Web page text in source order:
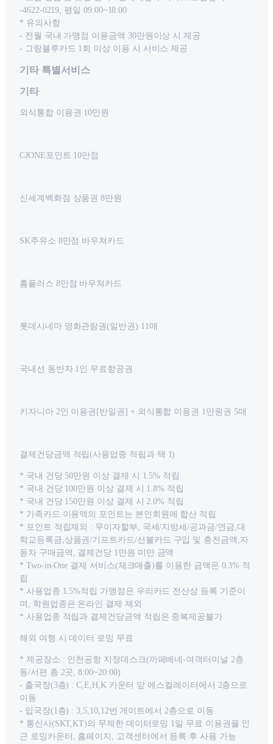
-4622-0219, 평일 09:00~18:00
* 유의사항
- 전월 국내 가맹점 이용금액 30만원이상 시 제공
- 그랑블루카드 1회 이상 이용 시 서비스 제공
기타 특별서비스
기타
외식통합 이용권 10만원
CJONE포인트 10만점
신세계백화점 상품권 8만원
SK주유소 8만점 바우쳐카드
홈플러스 8만점 바우쳐카드
롯데시네마 영화관람권(일반권) 11매
국내선 동반자 1인 무료항공권
키자니아 2인 이용권[반일권] + 외식통합 이용권 1만원권 5매
결제건당금액 적립(사용업종 적립과 택 1)
* 국내 건당 50만원 이상 결제 시 1.5% 적립
* 국내 건당 100만원 이상 결제 시 1.8% 적립
* 국내 건당 150만원 이상 결제 시 2.0% 적립
* 가족카드 이용액의 포인트는 본인회원에 합산 적립
* 포인트 적립제외 : 무이자할부, 국세/지방세/공과금/연금,대
학교등록금,상품권/기프트카드/선불카드 구입 및 충전금액,자
동차 구매금액, 결제건당 1만원 미만 금액
* Two-in-One 결제 서비스(체크매출)를 이용한 금액은 0.3% 적
립
* 사용업종 1.5%적립 가맹점은 우리카드 전산상 등록 기준이
며, 학원업종은 온라인 결제 제외
* 사용업종 적립과 결제건당금액 적립은 중복제공불가
해외 여행 시 데이터 로밍 무료
* 제공장소 : 인천공항 지정데스크(까페베네-여객터미널 2층
동/서편 총 2곳, 8:00~20:00)
- 출국장(3층) : C,E,H,K 카운터 앞 에스컬레이터에서 2층으로
이동
- 입국장(1층) : 3,5,10,12번 게이트에서 2층으로 이동
* 통신사(SKT,KT)의 무제한 데이터로밍 1일 무료 이용권을 인
근 로밍카운터, 홈페이지, 고객센터에서 등록 후 사용 가능